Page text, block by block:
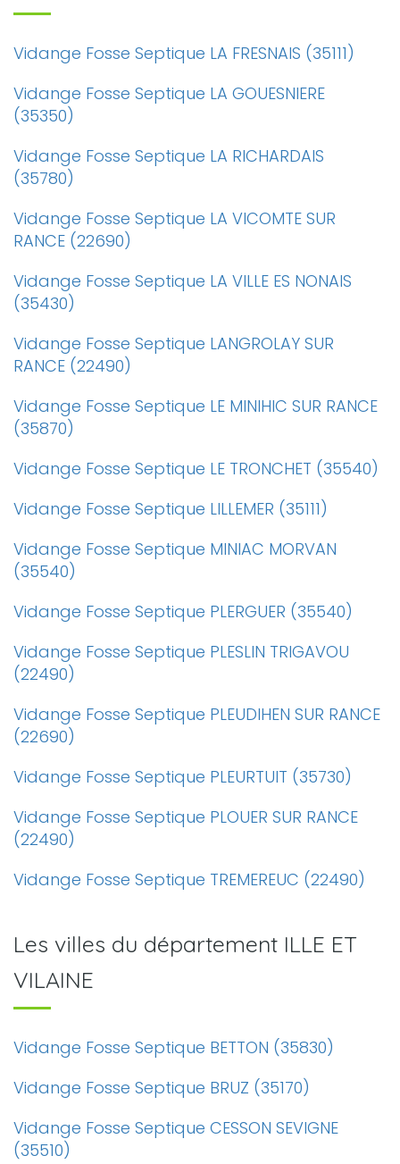
Vidange Fosse Septique LA FRESNAIS (35111)
Vidange Fosse Septique LA GOUESNIERE
(35350)
Vidange Fosse Septique LA RICHARDAIS
(35780)
Vidange Fosse Septique LA VICOMTE SUR
RANCE (22690)
Vidange Fosse Septique LA VILLE ES NONAIS
(35430)
Vidange Fosse Septique LANGROLAY SUR
RANCE (22490)
Vidange Fosse Septique LE MINIHIC SUR RANCE
(35870)
Vidange Fosse Septique LE TRONCHET (35540)
Vidange Fosse Septique LILLEMER (35111)
Vidange Fosse Septique MINIAC MORVAN
(35540)
Vidange Fosse Septique PLERGUER (35540)
Vidange Fosse Septique PLESLIN TRIGAVOU
(22490)
Vidange Fosse Septique PLEUDIHEN SUR RANCE
(22690)
Vidange Fosse Septique PLEURTUIT (35730)
Vidange Fosse Septique PLOUER SUR RANCE
(22490)
Vidange Fosse Septique TREMEREUC (22490)
Les villes du département ILLE ET
VILAINE
Vidange Fosse Septique BETTON (35830)
Vidange Fosse Septique BRUZ (35170)
Vidange Fosse Septique CESSON SEVIGNE
(35510)